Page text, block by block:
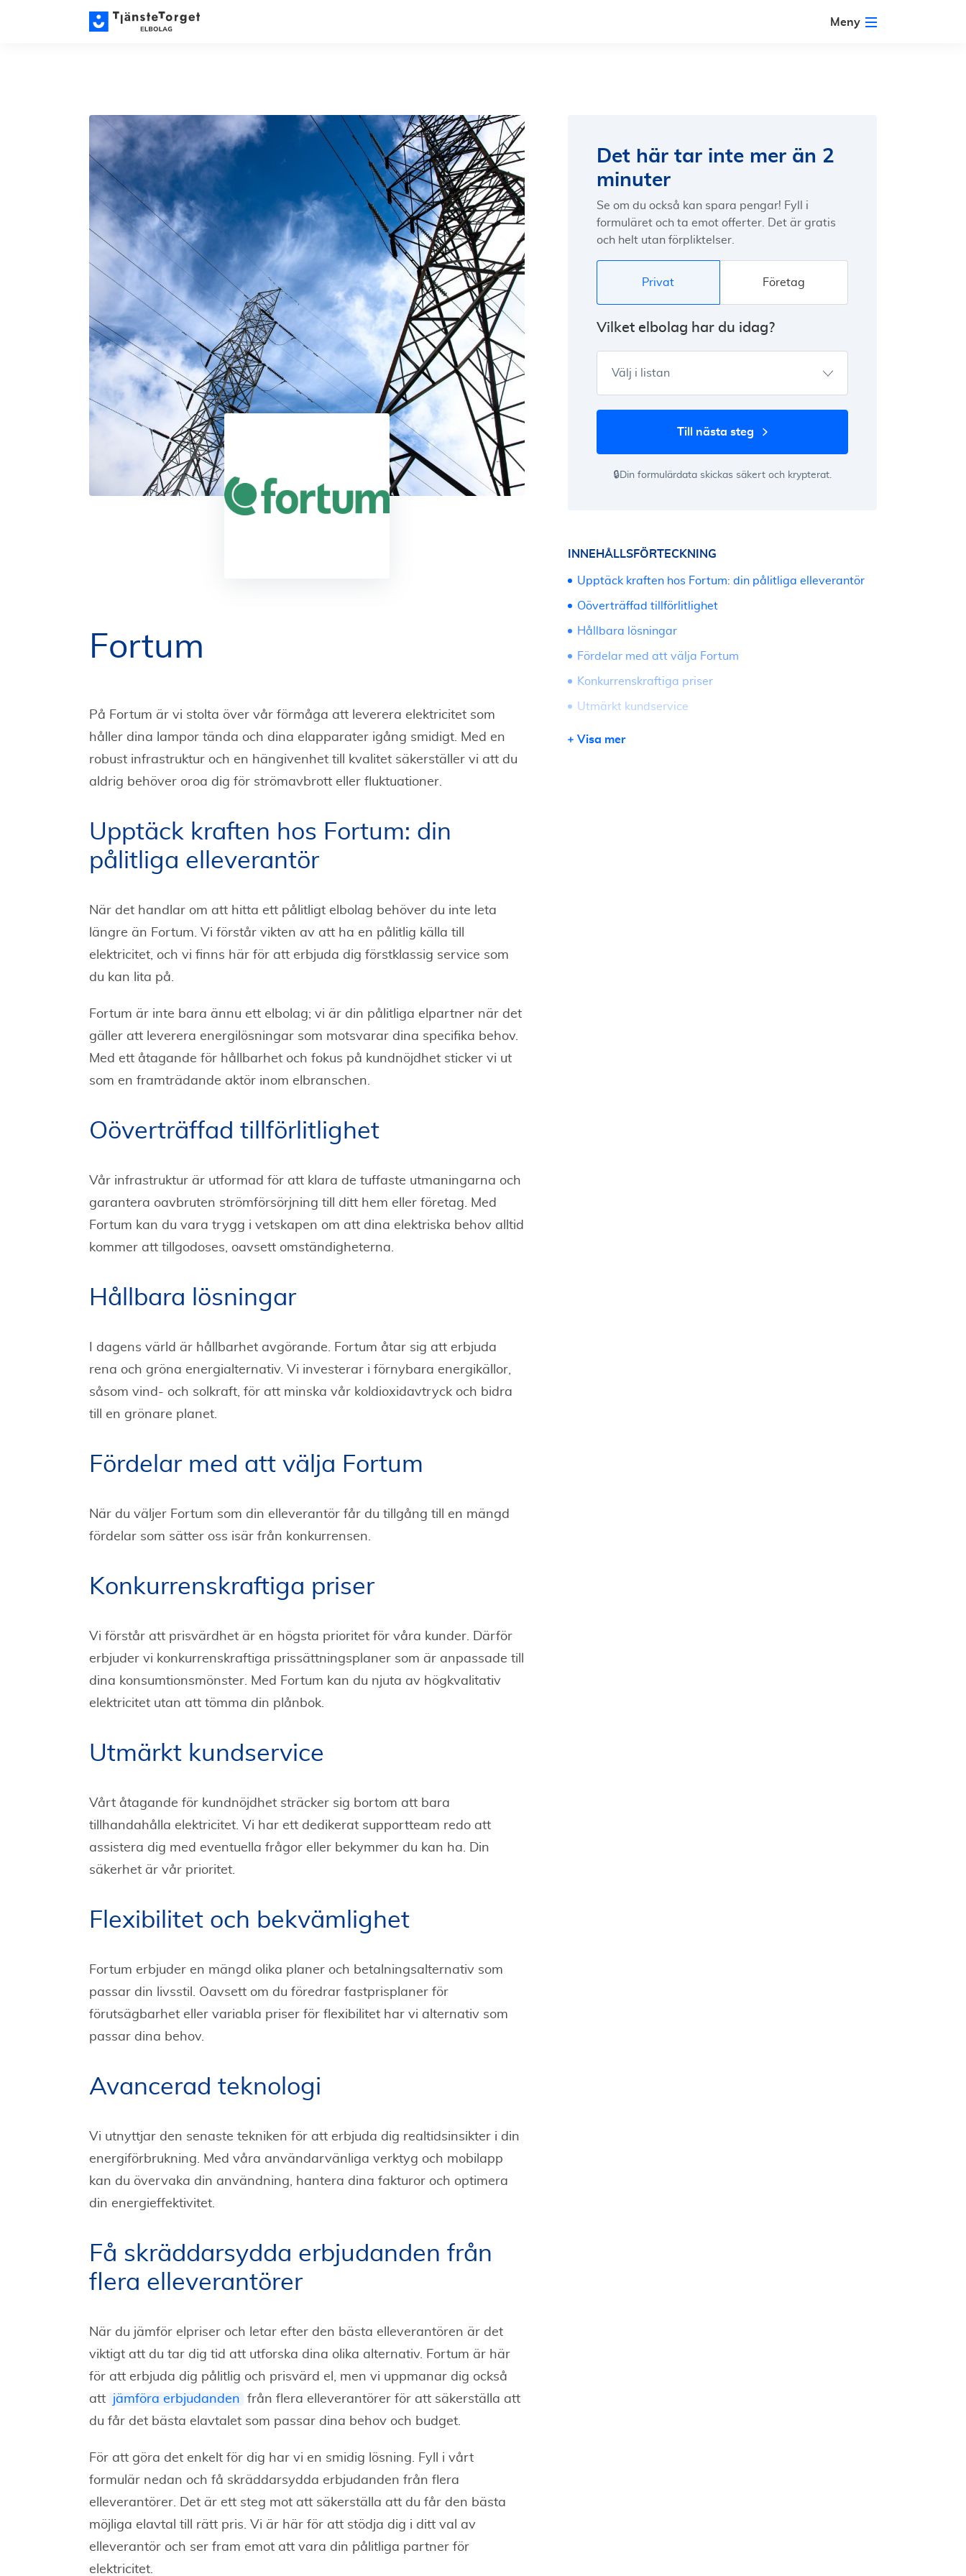
Meny
Fortum
På Fortum är vi stolta över vår förmåga att leverera elektricitet som
håller dina lampor tända och dina elapparater igång smidigt. Med en
robust infrastruktur och en hängivenhet till kvalitet säkerställer vi att du
aldrig behöver oroa dig för strömavbrott eller fluktuationer.
Upptäck kraften hos Fortum: din
pålitliga elleverantör
När det handlar om att hitta ett pålitligt elbolag behöver du inte leta
längre än Fortum. Vi förstår vikten av att ha en pålitlig källa till
elektricitet, och vi finns här för att erbjuda dig förstklassig service som
du kan lita på.
Fortum är inte bara ännu ett elbolag; vi är din pålitliga elpartner när det
gäller att leverera energilösningar som motsvarar dina specifika behov.
Med ett åtagande för hållbarhet och fokus på kundnöjdhet sticker vi ut
som en framträdande aktör inom elbranschen.
Oöverträffad tillförlitlighet
Vår infrastruktur är utformad för att klara de tuffaste utmaningarna och
garantera oavbruten strömförsörjning till ditt hem eller företag. Med
Fortum kan du vara trygg i vetskapen om att dina elektriska behov alltid
kommer att tillgodoses, oavsett omständigheterna.
Hållbara lösningar
I dagens värld är hållbarhet avgörande. Fortum åtar sig att erbjuda
rena och gröna energialternativ. Vi investerar i förnybara energikällor,
såsom vind- och solkraft, för att minska vår koldioxidavtryck och bidra
till en grönare planet.
Fördelar med att välja Fortum
När du väljer Fortum som din elleverantör får du tillgång till en mängd
fördelar som sätter oss isär från konkurrensen.
Konkurrenskraftiga priser
Vi förstår att prisvärdhet är en högsta prioritet för våra kunder. Därför
erbjuder vi konkurrenskraftiga prissättningsplaner som är anpassade till
dina konsumtionsmönster. Med Fortum kan du njuta av högkvalitativ
elektricitet utan att tömma din plånbok.
Utmärkt kundservice
Vårt åtagande för kundnöjdhet sträcker sig bortom att bara
tillhandahålla elektricitet. Vi har ett dedikerat supportteam redo att
assistera dig med eventuella frågor eller bekymmer du kan ha. Din
säkerhet är vår prioritet.
Flexibilitet och bekvämlighet
Fortum erbjuder en mängd olika planer och betalningsalternativ som
passar din livsstil. Oavsett om du föredrar fastprisplaner för
förutsägbarhet eller variabla priser för flexibilitet har vi alternativ som
passar dina behov.
Avancerad teknologi
Vi utnyttjar den senaste tekniken för att erbjuda dig realtidsinsikter i din
energiförbrukning. Med våra användarvänliga verktyg och mobilapp
kan du övervaka din användning, hantera dina fakturor och optimera
din energieffektivitet.
Få skräddarsydda erbjudanden från
flera elleverantörer
När du jämför elpriser och letar efter den bästa elleverantören är det
viktigt att du tar dig tid att utforska dina olika alternativ. Fortum är här
för att erbjuda dig pålitlig och prisvärd el, men vi uppmanar dig också
att
jämföra erbjudanden
från flera elleverantörer för att säkerställa att
du får det bästa elavtalet som passar dina behov och budget.
För att göra det enkelt för dig har vi en smidig lösning. Fyll i vårt
formulär nedan och få skräddarsydda erbjudanden från flera
elleverantörer. Det är ett steg mot att säkerställa att du får den bästa
möjliga elavtal till rätt pris. Vi är här för att stödja dig i ditt val av
elleverantör och ser fram emot att vara din pålitliga partner för
elektricitet.
Det här tar inte mer än 2
minuter
Se om du också kan spara pengar! Fyll i
formuläret och ta emot offerter. Det är gratis
och helt utan förpliktelser.
Privat Företag
Vilket elbolag har du idag?
Välj i listan
till nästa steg
🔒Din formulärdata skickas säkert och krypterat.
INNEHÅLLSFÖRTECKNING
Upptäck kraften hos Fortum: din pålitliga elleverantör
Oöverträffad tillförlitlighet
Hållbara lösningar
Fördelar med att välja Fortum
Konkurrenskraftiga priser
Utmärkt kundservice
Visa mer